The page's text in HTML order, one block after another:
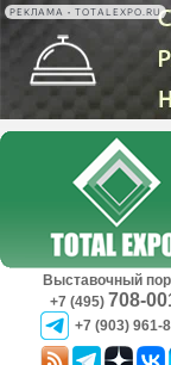
РЕКЛАМА • TOTALEXPO.RU
Выставочный
+7 (495) 708-
+7 (903) 961-